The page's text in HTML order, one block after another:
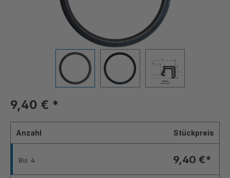
9,40 € *
Anzahl Stückpreis
Bis 4 9,40 €*